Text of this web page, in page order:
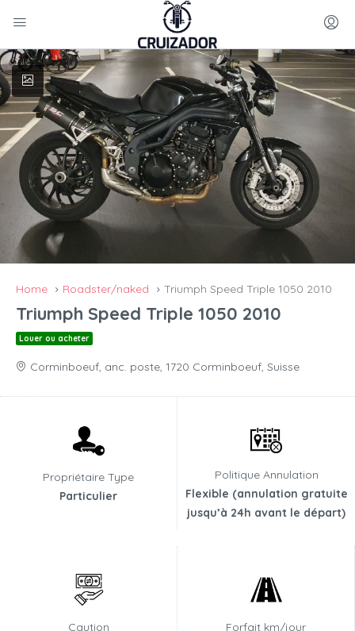
Home Roadster/naked Triumph Speed Triple 1050 2010
Triumph Speed Triple 1050 2010
Louer ou acheter
Corminboeuf, anc. poste, 1720 Corminboeuf, Suisse
Propriétaire Type
Particulier
Politique Annulation
Flexible (annulation gratuite
jusqu’à 24h avant le départ)
Caution
Forfait km/jour